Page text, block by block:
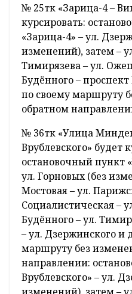
№ 25тк «Зарица-4 –
курсировать:
«Зарица-4» – ул.
изменений), затем –
Тимирязева – ул.
Будённого –
по своему маршруту
обратном
№ 36тк «Улица
Врублевского» будет
остановочный пункт
ул. Горновых (без
Мостовая – ул.
Социалистическая –
Будённого – ул.
– ул. Дзержинского и
маршруту без
направлении:
Врублевского» – ул.